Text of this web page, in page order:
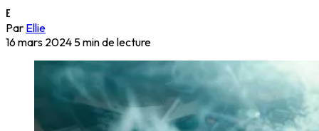
E
Par Ellie
16 mars 2024 5 min de lecture